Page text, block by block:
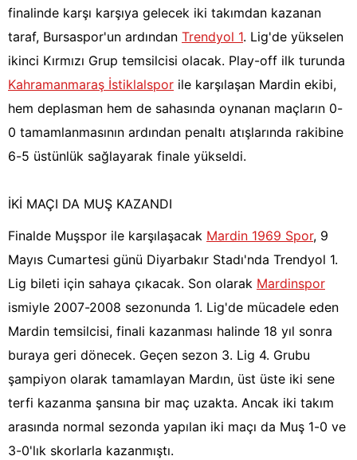
finalinde karşı karşıya gelecek iki takımdan kazanan
taraf, Bursaspor'un ardından Trendyol 1. Lig'de yükselen
ikinci Kırmızı Grup temsilcisi olacak. Play-off ilk turunda
Kahramanmaraş İstiklalspor ile karşılaşan Mardin ekibi,
hem deplasman hem de sahasında oynanan maçların 0-
0 tamamlanmasının ardından penaltı atışlarında rakibine
6-5 üstünlük sağlayarak finale yükseldi.
İKİ MAÇI DA MUŞ KAZANDI
Finalde Muşspor ile karşılaşacak Mardin 1969 Spor, 9
Mayıs Cumartesi günü Diyarbakır Stadı'nda Trendyol 1.
Lig bileti için sahaya çıkacak. Son olarak Mardinspor
ismiyle 2007-2008 sezonunda 1. Lig'de mücadele eden
Mardin temsilcisi, finali kazanması halinde 18 yıl sonra
buraya geri dönecek. Geçen sezon 3. Lig 4. Grubu
şampiyon olarak tamamlayan Mardın, üst üste iki sene
terfi kazanma şansına bir maç uzakta. Ancak iki takım
arasında normal sezonda yapılan iki maçı da Muş 1-0 ve
3-0'lık skorlarla kazanmıştı.